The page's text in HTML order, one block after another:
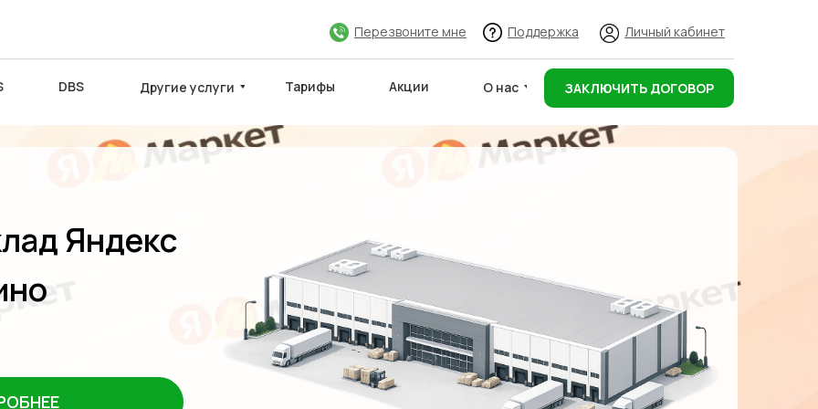
ЗАКЛЮЧИТЬ ДОГОВОР
Партнёры
Тарифы
Другие услуги
DBS О нас
ДОГОВОР МЕЖДУНАРОДНЫЕ САЙТЫ
Поддержка Личный кабинет
Перезвоните мне
Акции
Яндекс